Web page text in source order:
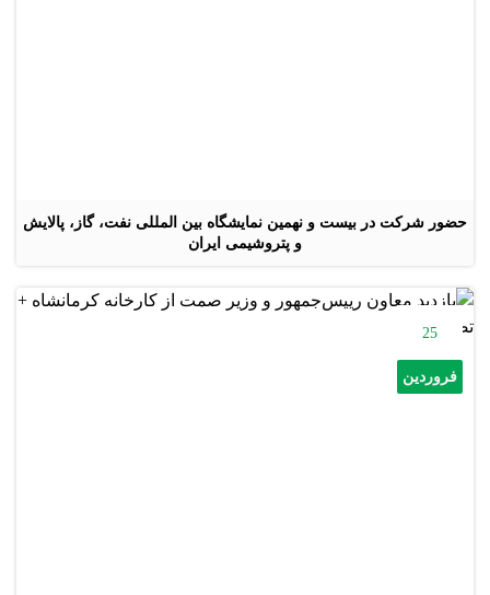
حضور شرکت در بیست و نهمین نمایشگاه بین المللی نفت، گاز، پالایش
و پتروشیمی ایران
25
فروردین